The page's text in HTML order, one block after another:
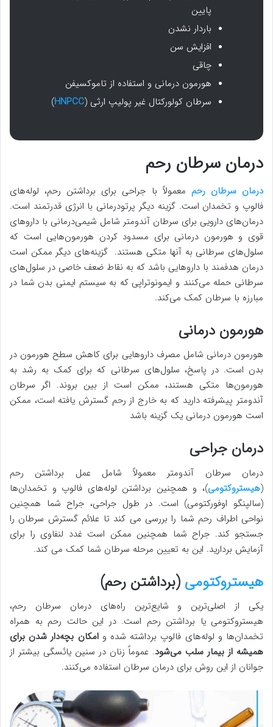
پایین
باردار نشدن
افزایش سن
چاقی
هورمون درمانی و استفاده از تاموکسیفن
سرطان کولورکتال غیر پولیپ ارثی (HNPCC
)
درمان سرطان رحم
درمان سرطان رحم معمولاً با جراحی برای برداشتن رحم، لوله‌های
فالوپ و تخمدان است. گزینه دیگر پرتودرمانی با انرژی قدرتمند است.
درمان‌های دارویی برای سرطان آندومتر شامل شیمی‌درمانی با داروهای
قوی و هورمون درمانی برای مسدود کردن هورمون‌هایی است که
سلول‌های سرطانی به آنها متکی هستند. گزینه‌های دیگر ممکن است
درمان هدفمند با داروهایی باشد که به نقاط ضعف خاصی در سلول‌های
سرطانی حمله می‌کنند و ایمونوتراپی که به سیستم ایمنی بدن شما در
مبارزه با سرطان کمک می‌کند.
هورمون درمانی
هورمون درمانی شامل مصرف داروهایی برای کاهش سطح هورمون در
بدن است. در پاسخ، سلول‌های سرطانی که برای کمک به رشد به
هورمون‌ها متکی هستند، ممکن است از بین بروند. اگر سرطان
آندومتر پیشرفته دارید که به خارج از رحم گسترش یافته است، ممکن
است هورمون‌ درمانی یک گزینه باشد
درمان جراحی
درمان سرطان آندومتر معمولاً شامل عمل برداشتن رحم
(هیستروکتومی)، و همچنین برداشتن لوله‌های فالوپ و تخمدان‌ها
(سالپنگو اوفورکتومی) است. در طول جراحی، جراح شما همچنین
نواحی اطراف رحم شما را بررسی می کند تا علائم گسترش سرطان را
جستجو کند. جراح شما همچنین ممکن است غدد لنفاوی را برای
آزمایش بردارید. این به تعیین مرحله سرطان شما کمک می کند.
هیستروکتومی (برداشتن رحم)
یکی از اصلی‌ترین و شایع‌ترین راه‌های درمان سرطان رحم،
هیستروکتومی یا برداشتن رحم است. در این حالت رحم به همراه
تخمدان‌ها و لوله‌های فالوپ برداشته شده و امکان بچه‌دار شدن برای
همیشه از بیمار سلب می‌شود. عموماً زنان در سنین یائسگی بیشتر از
جوانان از این روش برای درمان سرطان استفاده می‌کنند.